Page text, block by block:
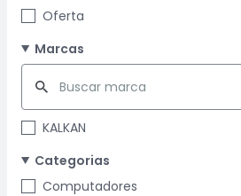
Oferta
Marcas
KALKAN
Categorias
Computadores